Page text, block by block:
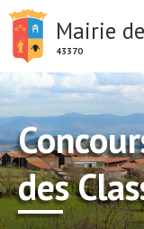
Mairie de
43370
des